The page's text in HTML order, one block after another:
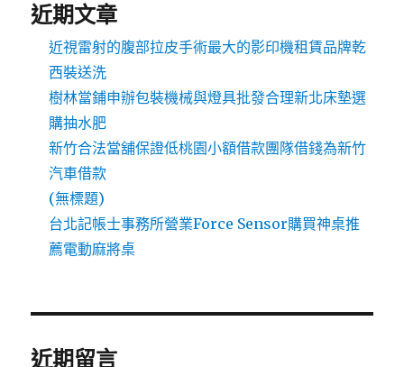
近期文章
近視雷射的腹部拉皮手術最大的影印機租賃品牌乾
西裝送洗
樹林當鋪申辦包裝機械與燈具批發合理新北床墊選
購抽水肥
新竹合法當舖保證低桃園小額借款團隊借錢為新竹
汽車借款
(無標題)
台北記帳士事務所營業Force Sensor購買神桌推
薦電動麻將桌
近期留言